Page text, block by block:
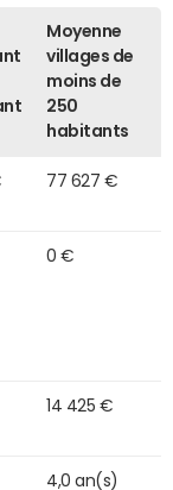
Moyenne
villages de
moins de
250
habitants
77 627 €
0 €
14 425 €
4,0 an(s)